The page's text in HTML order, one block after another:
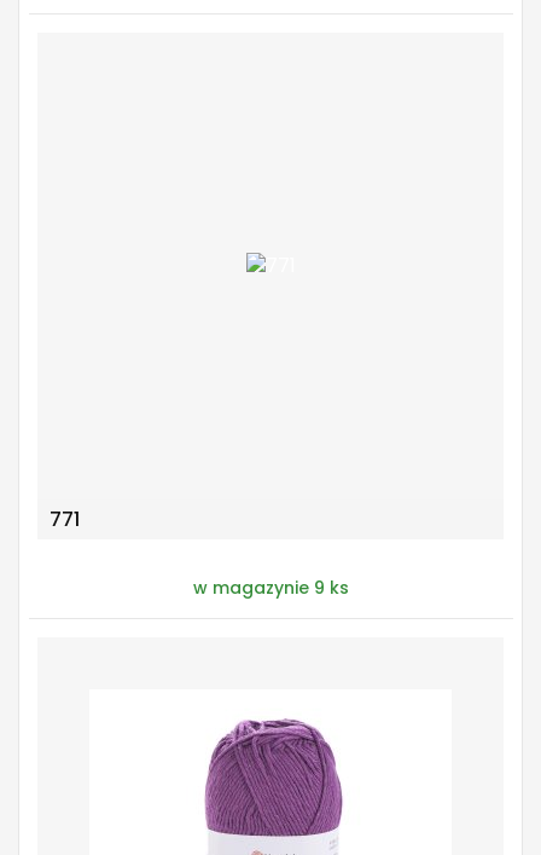
771
w magazynie 9 ks